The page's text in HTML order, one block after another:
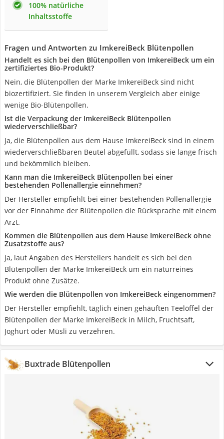
100% natürliche
Inhaltsstoffe
Fragen und Antworten zu ImkereiBeck Blütenpollen
Handelt es sich bei den Blütenpollen von ImkereiBeck um ein
zertifiziertes Bio-Produkt?
Nein, die Blütenpollen der Marke ImkereiBeck sind nicht
biozertifiziert. Sie finden in unserem Vergleich aber einige
wenige Bio-Blütenpollen.
Ist die Verpackung der ImkereiBeck Blütenpollen
wiederverschließbar?
Ja, die Blütenpollen aus dem Hause ImkereiBeck sind in einem
wiederverschließbaren Beutel abgefüllt, sodass sie lange frisch
und bekömmlich bleiben.
Kann man die ImkereiBeck Blütenpollen bei einer
bestehenden Pollenallergie einnehmen?
Der Hersteller empfiehlt bei einer bestehenden Pollenallergie
vor der Einnahme der Blütenpollen die Rücksprache mit einem
Arzt.
Kommen die Blütenpollen aus dem Hause ImkereiBeck ohne
Zusatzstoffe aus?
Ja, laut Angaben des Herstellers handelt es sich bei den
Blütenpollen der Marke ImkereiBeck um ein naturreines
Produkt ohne Zusätze.
Wie werden die Blütenpollen von ImkereiBeck eingenommen?
Der Hersteller empfiehlt, täglich einen gehäuften Teelöffel der
Blütenpollen der Marke ImkereiBeck in Milch, Fruchtsaft,
Joghurt oder Müsli zu verzehren.
Buxtrade Blütenpollen